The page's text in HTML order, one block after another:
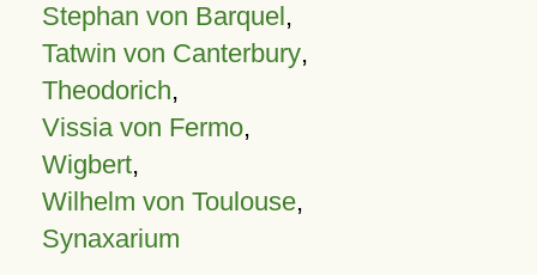
Stephan von Barquel,
Tatwin von Canterbury,
Theodorich,
Vissia von Fermo,
Wigbert,
Wilhelm von Toulouse,
Synaxarium